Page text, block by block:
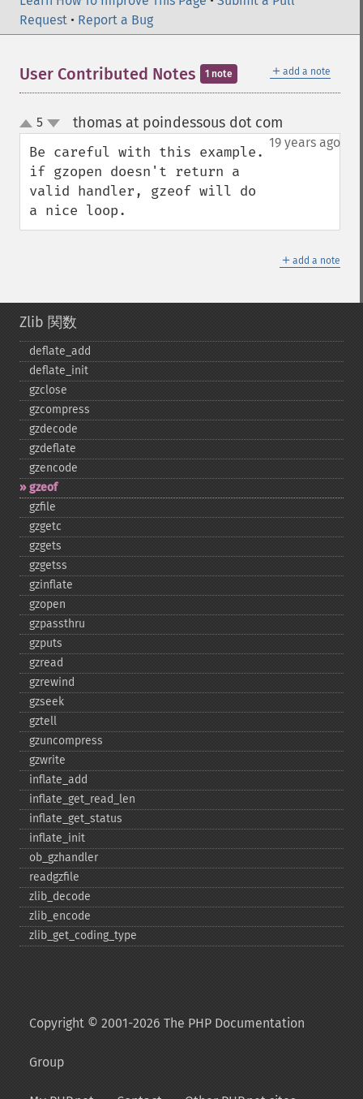
Request • Report a Bug
＋ add a note
User Contributed Notes 1 note
up
down
5 thomas at poindessous dot com
19 years ago
Be careful with this example.
if gzopen doesn't return a
valid handler, gzeof will do
a nice loop.
＋ add a note
Zlib 関数
deflate_​add
deflate_​init
gzclose
gzcompress
gzdecode
gzdeflate
gzencode
gzeof
gzfile
gzgetc
gzgets
gzgetss
gzinflate
gzopen
gzpassthru
gzputs
gzread
gzrewind
gzseek
gztell
gzuncompress
gzwrite
inflate_​add
inflate_​get_​read_​len
inflate_​get_​status
inflate_​init
ob_​gzhandler
readgzfile
zlib_​decode
zlib_​encode
zlib_​get_​coding_​type
Copyright © 2001-2026 The PHP Documentation
Group